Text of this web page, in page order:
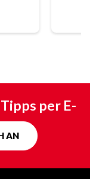
per E-
AN